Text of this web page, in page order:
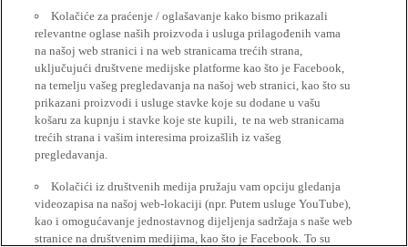
Kolačiće za praćenje / oglašavanje kako bismo prikazali
relevantne oglase naših proizvoda i usluga prilagođenih vama
na našoj web stranici i na web stranicama trećih strana,
uključujući društvene medijske platforme kao što je Facebook,
na temelju vašeg pregledavanja na našoj web stranici, kao što su
prikazani proizvodi i usluge stavke koje su dodane u vašu
košaru za kupnju i stavke koje ste kupili, te na web stranicama
trećih strana i vašim interesima proizašlih iz vašeg
pregledavanja.
Kolačići iz društvenih medija pružaju vam opciju gledanja
videozapisa na našoj web-lokaciji (npr. Putem usluge YouTube),
kao i omogućavanje jednostavnog dijeljenja sadržaja s naše web
stranice na društvenim medijima, kao što je Facebook. To su